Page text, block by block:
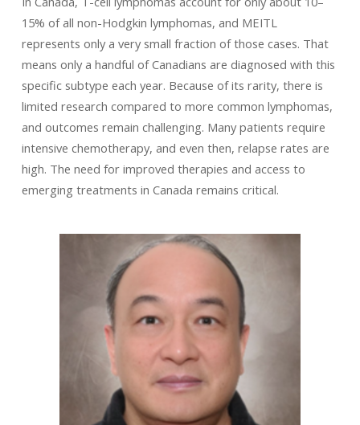
15% of all non-Hodgkin lymphomas, and MEITL
represents only a very small fraction of those cases. That
means only a handful of Canadians are diagnosed with this
specific subtype each year. Because of its rarity, there is
limited research compared to more common lymphomas,
and outcomes remain challenging. Many patients require
intensive chemotherapy, and even then, relapse rates are
high. The need for improved therapies and access to
emerging treatments in Canada remains critical.